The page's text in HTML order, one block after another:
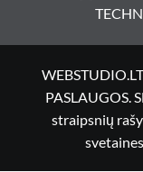
PASLAUGOS.
straipsnių
svetaines.